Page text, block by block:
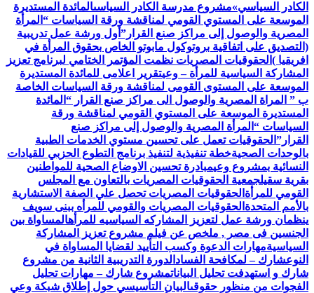
الكادر السياسي»مشروع مدرسة الكادر السياسىالمائدة المستديرة
الموسعة على المستوي القومي لمناقشة ورقة السياسات “المرأة
المصرية والوصول إلى مراكز صنع القرار” أول ورشة عمل تدريبية
(التصديق على اتفاقية بروتوكول مابوتو الخاص بحقوق المرأة في
افريقيا ) الحقوقيات المصريات نظمت المؤتمر الختامي لبرنامج تعزيز
المشاركة السياسية للمرأة – وعيتقرير اعلامى للمائدة المستديرة
الموسعة على المستوى القومى لمناقشة ورقة السياسات الخاصة
ب ” المراة المصرية والوصول الى مراكز صنع القرار “ المائدة
المستديرة الموسعة على المستوي القومي لمناقشة ورقة
السياسات “المرأة المصرية والوصول إلى مراكز صنع
القرار” الحقوقيات تعمل على تحسين مستوي الخدمات الطبية
بالوحدات الصحيةخطة تنفيذية لتنفيذ برنامج التطوع الحزبي للقيادات
النسائية بمشروع وعيمبادرة تحسين الاوضاع الصحية للمواطنين
بقرية سقيلجمعية الحقوقيات المصريات بالتعاون مع المجلس
القومي للمرأة الحقوقيات المصريات تحصل علي الصفة الاستشارية
بالأمم المتحدة الحقوقيات المصريات والقومي للمرأه ببنى سويف
ينظمان ورشة عمل لتعزيز المشاركه السياسيه للمرأهالمساواة بين
الجنسين فى مصر , ملخص عن فيلم مشروع تعزيز المشاركة
السياسيةمهارات الدعوة وكسب التأييد لقضايا المساواة في
النوعشارك – لمكافحة الفساد الدورة التدريبية الثانية من مشروع
شارك و استهدفت تحليل البياناتمشروع شارك – مهارات تحليل
الفجوات من منظور حقوقىالبيان التأسيسي حول إطلاق شبكة وعي